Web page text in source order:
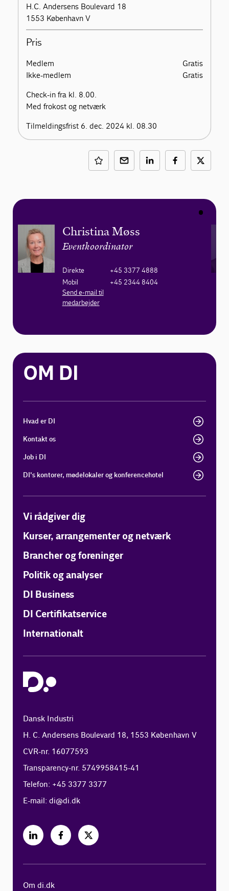
H.C. Andersens Boulevard 18
1553 København V
Pris
Medlem
Gratis
Ikke-medlem
Gratis
Check-in fra kl. 8.00.
Med frokost og netværk
Tilmeldingsfrist 6. dec. 2024 kl. 08.30
Christina Møss
Eventkoordinator
Direkte
+45 3377 4888
Mobil
+45 2344 8404
Send e-mail til
medarbejder
OM DI
Hvad er DI
Kontakt os
Job i DI
DI's kontorer, mødelokaler og konferencehotel
Vi rådgiver dig
Kurser, arrangementer og netværk
Brancher og foreninger
Politik og analyser
DI Business
DI Certifikatservice
Internationalt
Dansk Industri
H. C. Andersens Boulevard 18, 1553 København V
CVR-nr. 16077593
Transparency-nr. 5749958415-41
Telefon: +45 3377 3377
E-mail:di@di.dk
Om di.dk